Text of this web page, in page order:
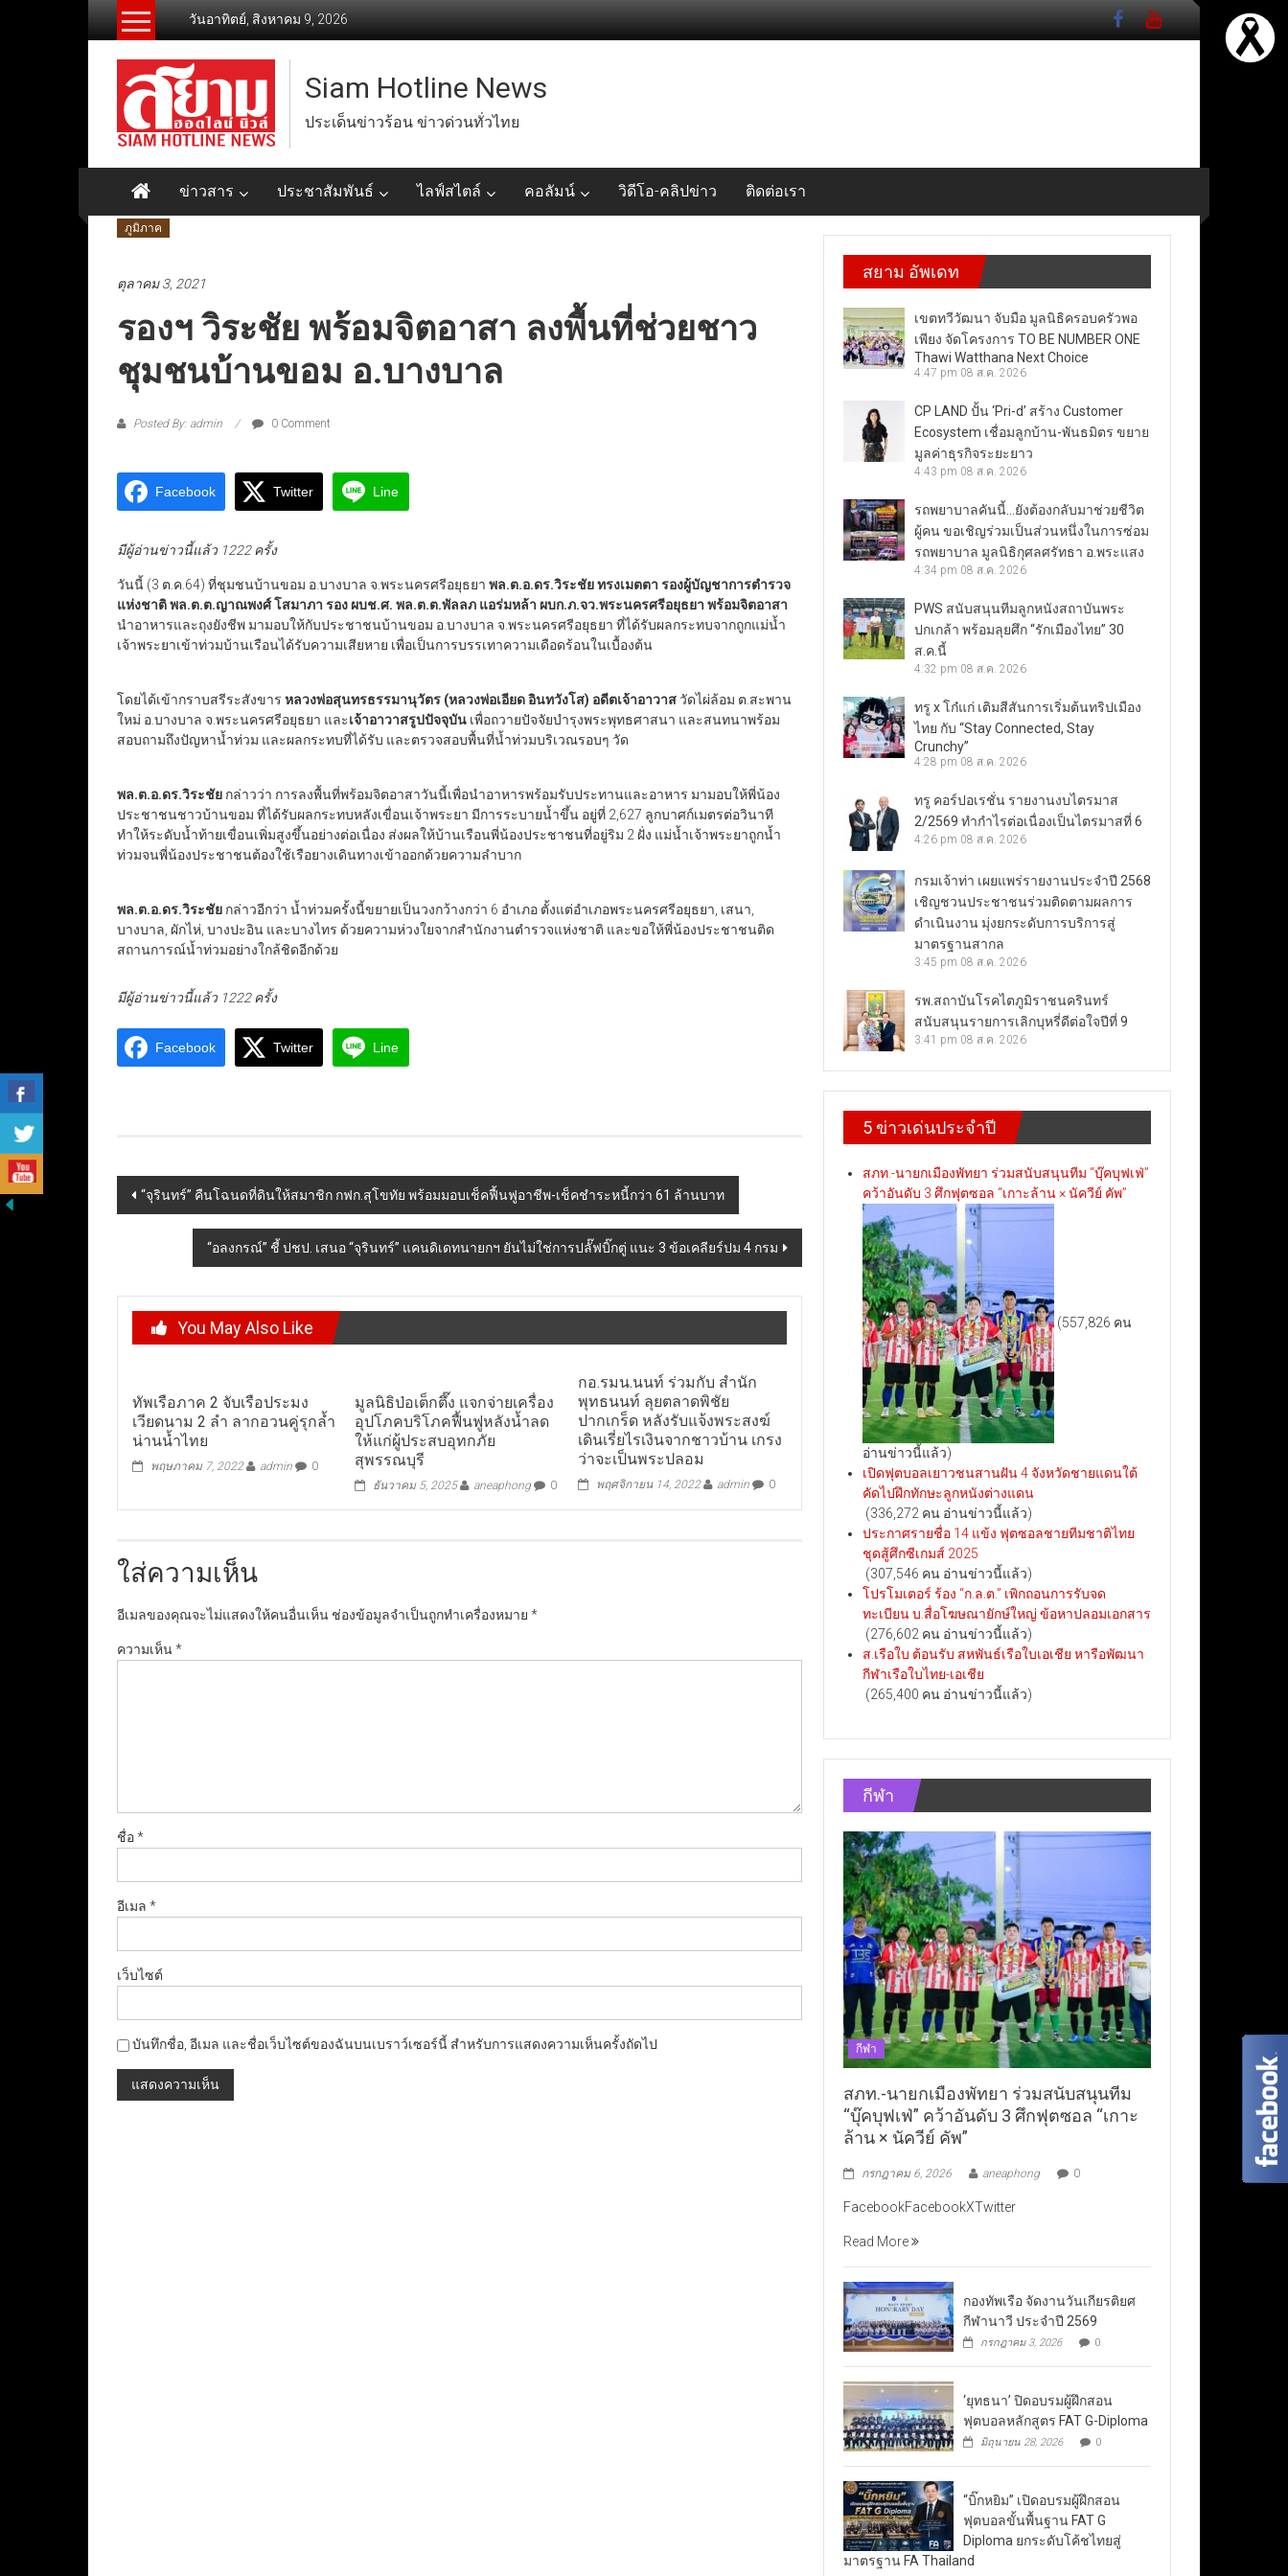
วันอาทิตย์, สิงหาคม 9, 2026
Siam Hotline News
ประเด็นข่าวร้อน ข่าวด่วนทั่วไทย
ข่าวสาร ประชาสัมพันธ์ ไลฟ์สไตล์ คอลัมน์ วิดีโอ-คลิปข่าว ติดต่อเรา
ภูมิภาค
ตุลาคม 3, 2021
รองฯ วิระชัย พร้อมจิตอาสา ลงพื้นที่ช่วยชาว
ชุมชนบ้านขอม อ.บางบาล
Posted By: admin 0 Comment
Facebook Twitter Line
มีผู้อ่านข่าวนี้แล้ว 1222 ครั้ง
วันนี้ (3 ต.ค.64) ที่ชุมชนบ้านขอม อ.บางบาล จ.พระนครศรีอยุธยา พล.ต.อ.ดร.วิระชัย ทรงเมตตา รองผู้บัญชาการตำรวจ
แห่งชาติ พล.ต.ต.ญาณพงศ์ โสมาภา รอง ผบช.ศ. พล.ต.ต.พัลลภ แอร่มหล้า ผบก.ภ.จว.พระนครศรีอยุธยา พร้อมจิตอาสา
นำอาหารและถุงยังชีพ มามอบให้กับประชาชนบ้านขอม อ.บางบาล จ.พระนครศรีอยุธยา ที่ได้รับผลกระทบจากถูกแม่น้ำ
เจ้าพระยาเข้าท่วมบ้านเรือนได้รับความเสียหาย เพื่อเป็นการบรรเทาความเดือดร้อนในเบื้องต้น
โดยได้เข้ากราบสรีระสังขาร หลวงพ่อสุนทรธรรมานุวัตร (หลวงพ่อเอียด อินทวังโส) อดีตเจ้าอาวาส วัดไผ่ล้อม ต.สะพาน
ใหม่ อ.บางบาล จ.พระนครศรีอยุธยา และเจ้าอาวาสรูปปัจจุบัน เพื่อถวายปัจจัยบำรุงพระพุทธศาสนา และสนทนาพร้อม
สอบถามถึงปัญหาน้ำท่วม และผลกระทบที่ได้รับ และตรวจสอบพื้นที่น้ำท่วมบริเวณรอบๆ วัด
พล.ต.อ.ดร.วิระชัย กล่าวว่า การลงพื้นที่พร้อมจิตอาสาวันนี้เพื่อนำอาหารพร้อมรับประทานและอาหาร มามอบให้พี่น้อง
ประชาชนชาวบ้านขอม ที่ได้รับผลกระทบหลังเขื่อนเจ้าพระยา มีการระบายน้ำขึ้น อยู่ที่ 2,627 ลูกบาศก์เมตรต่อวินาที
ทำให้ระดับน้ำท้ายเขื่อนเพิ่มสูงขึ้นอย่างต่อเนื่อง ส่งผลให้บ้านเรือนพี่น้องประชาชนที่อยู่ริม 2 ฝั่ง แม่น้ำเจ้าพระยาถูกน้ำ
ท่วมจนพี่น้องประชาชนต้องใช้เรือยางเดินทางเข้าออกด้วยความลำบาก
พล.ต.อ.ดร.วิระชัย กล่าวอีกว่า น้ำท่วมครั้งนี้ขยายเป็นวงกว้างกว่า 6 อำเภอ ตั้งแต่อำเภอพระนครศรีอยุธยา, เสนา,
บางบาล, ผักไห่, บางปะอิน และบางไทร ด้วยความห่วงใยจากสำนักงานตำรวจแห่งชาติ และขอให้พี่น้องประชาชนติด
สถานการณ์น้ำท่วมอย่างใกล้ชิดอีกด้วย
มีผู้อ่านข่าวนี้แล้ว 1222 ครั้ง
Facebook Twitter Line
Post
navigation
“จุรินทร์” คืนโฉนดที่ดินให้สมาชิก กฟก.สุโขทัย พร้อมมอบเช็คฟื้นฟูอาชีพ-เช็คชำระหนี้กว่า 61 ล้านบาท
“อลงกรณ์” ชี้ ปชป. เสนอ “จุรินทร์” แคนดิเดทนายกฯ ยันไม่ใช่การปลั๊ฟบิ๊กตู่ แนะ 3 ข้อเคลียร์ปม 4 กรม
You May Also Like
ทัพเรือภาค 2 จับเรือประมง
เวียดนาม 2 ลำ ลากอวนคู่รุกล้ำ
น่านน้ำไทย
พฤษภาคม 7, 2022 admin 0
มูลนิธิป่อเต็กตึ๊ง แจกจ่ายเครื่อง
อุปโภคบริโภคฟื้นฟูหลังน้ำลด
ให้แก่ผู้ประสบอุทกภัย
สุพรรณบุรี
ธันวาคม 5, 2025 aneaphong 0
กอ.รมน.นนท์ ร่วมกับ สำนัก
พุทธนนท์ ลุยตลาดพิชัย
ปากเกร็ด หลังรับแจ้งพระสงฆ์
เดินเรี่ยไรเงินจากชาวบ้าน เกรง
ว่าจะเป็นพระปลอม
พฤศจิกายน 14, 2022 admin 0
ใส่ความเห็น
อีเมลของคุณจะไม่แสดงให้คนอื่นเห็น ช่องข้อมูลจำเป็นถูกทำเครื่องหมาย *
ความเห็น*
ชื่อ*
อีเมล *
เว็บไซต์
บันทึกชื่อ, อีเมล และชื่อเว็บไซต์ของฉันบนเบราว์เซอร์นี้ สำหรับการแสดงความเห็นครั้งถัดไป
สยาม อัพเดท
เขตทวีวัฒนา จับมือ มูลนิธิครอบครัวพอ
เพียง จัดโครงการ TO BE NUMBER ONE
Thawi Watthana Next Choice
4:47 pm 08 ส.ค. 2026
CP LAND ปั้น ‘Pri-d’ สร้าง Customer
Ecosystem เชื่อมลูกบ้าน-พันธมิตร ขยาย
มูลค่าธุรกิจระยะยาว
4:43 pm 08 ส.ค. 2026
รถพยาบาลคันนี้…ยังต้องกลับมาช่วยชีวิต
ผู้คน ขอเชิญร่วมเป็นส่วนหนึ่งในการซ่อม
รถพยาบาล มูลนิธิกุศลศรัทธา อ.พระแสง
4:34 pm 08 ส.ค. 2026
PWS สนับสนุนทีมลูกหนังสถาบันพระ
ปกเกล้า พร้อมลุยศึก “รักเมืองไทย” 30
ส.ค.นี้
4:32 pm 08 ส.ค. 2026
ทรู x โก๋แก่ เติมสีสันการเริ่มต้นทริปเมือง
ไทย กับ “Stay Connected, Stay
Crunchy”
4:28 pm 08 ส.ค. 2026
ทรู คอร์ปอเรชั่น รายงานงบไตรมาส
2/2569 ทำกำไรต่อเนื่องเป็นไตรมาสที่ 6
4:26 pm 08 ส.ค. 2026
กรมเจ้าท่า เผยแพร่รายงานประจำปี 2568
เชิญชวนประชาชนร่วมติดตามผลการ
ดำเนินงาน มุ่งยกระดับการบริการสู่
มาตรฐานสากล
3:45 pm 08 ส.ค. 2026
รพ.สถาบันโรคไตภูมิราชนครินทร์
สนับสนุนรายการเลิกบุหรี่ดีต่อใจปีที่ 9
3:41 pm 08 ส.ค. 2026
5 ข่าวเด่นประจำปี
สภท.-นายกเมืองพัทยา ร่วมสนับสนุนทีม “บุ๊คบุฟเฟ่”
คว้าอันดับ 3 ศึกฟุตซอล “เกาะล้าน × นัควีย์ คัพ”
(557,826 คน
อ่านข่าวนี้แล้ว)
เปิดฟุตบอลเยาวชนสานฝัน 4 จังหวัดชายแดนใต้
คัดไปฝึกทักษะลูกหนังต่างแดน
(336,272 คน อ่านข่าวนี้แล้ว)
ประกาศรายชื่อ 14 แข้ง ฟุตซอลชายทีมชาติไทย
ชุดสู้ศึกซีเกมส์ 2025
(307,546 คน อ่านข่าวนี้แล้ว)
โปรโมเตอร์ ร้อง “ก.ล.ต.” เพิกถอนการรับจด
ทะเบียน บ.สื่อโฆษณายักษ์ใหญ่ ข้อหาปลอมเอกสาร
(276,602 คน อ่านข่าวนี้แล้ว)
ส.เรือใบ ต้อนรับ สหพันธ์เรือใบเอเชีย หารือพัฒนา
กีฬาเรือใบไทย-เอเชีย
(265,400 คน อ่านข่าวนี้แล้ว)
กีฬา
กีฬา
สภท.-นายกเมืองพัทยา ร่วมสนับสนุนทีม
“บุ๊คบุฟเฟ่” คว้าอันดับ 3 ศึกฟุตซอล “เกาะ
ล้าน × นัควีย์ คัพ”
กรกฎาคม 6, 2026 aneaphong 0
FacebookFacebookXTwitter
Read More
กองทัพเรือ จัดงานวันเกียรติยศ
กีฬานาวี ประจำปี 2569
กรกฎาคม 3, 2026 0
‘ยุทธนา’ ปิดอบรมผู้ฝึกสอน
ฟุตบอลหลักสูตร FAT G-Diploma
มิถุนายน 28, 2026 0
“บิ๊กหยิม” เปิดอบรมผู้ฝึกสอน
ฟุตบอลขั้นพื้นฐาน FAT G
Diploma ยกระดับโค้ชไทยสู่
มาตรฐาน FA Thailand